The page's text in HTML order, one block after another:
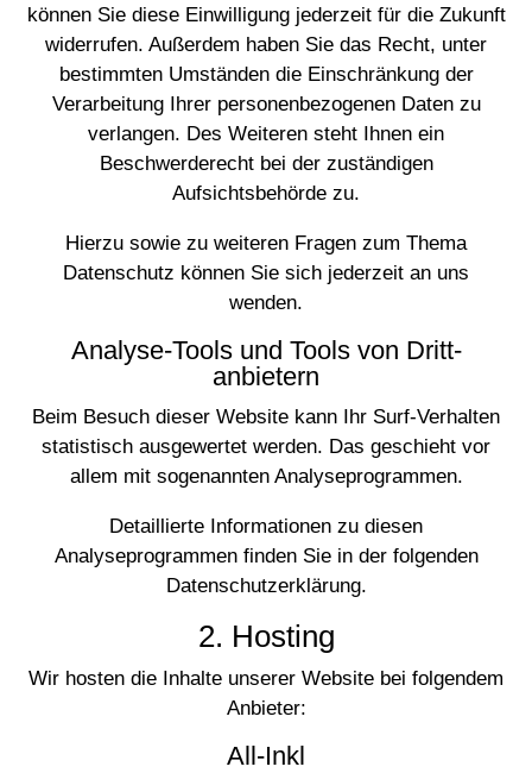
können Sie diese Einwilligung jederzeit für die Zukunft
widerrufen. Außerdem haben Sie das Recht, unter
bestimmten Umständen die Einschränkung der
Verarbeitung Ihrer personenbezogenen Daten zu
verlangen. Des Weiteren steht Ihnen ein
Beschwerderecht bei der zuständigen
Aufsichtsbehörde zu.
Hierzu sowie zu weiteren Fragen zum Thema
Datenschutz können Sie sich jederzeit an uns
wenden.
Analyse-Tools und Tools von Dritt­
anbietern
Beim Besuch dieser Website kann Ihr Surf-Verhalten
statistisch ausgewertet werden. Das geschieht vor
allem mit sogenannten Analyseprogrammen.
Detaillierte Informationen zu diesen
Analyseprogrammen finden Sie in der folgenden
Datenschutzerklärung.
2. Hosting
Wir hosten die Inhalte unserer Website bei folgendem
Anbieter:
All-Inkl